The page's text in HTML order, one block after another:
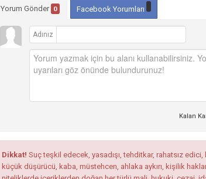
Yorum Gönder 0 Facebook Yorumları
Adınız
Kalan
Dikkat! Suç teşkil edecek, yasadışı, tehditkar, rahatsız edici,
küçük düşürücü, kaba, müstehcen, ahlaka aykırı, kişilik